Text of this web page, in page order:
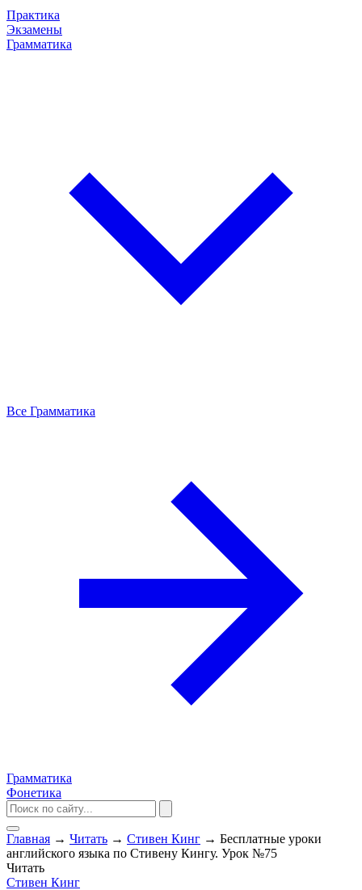
Практика
Экзамены
Грамматика
Все Грамматика
Грамматика
Фонетика
Главная → Читать → Стивен Кинг → Бесплатные уроки
английского языка по Стивену Кингу. Урок №75
Читать
Стивен Кинг